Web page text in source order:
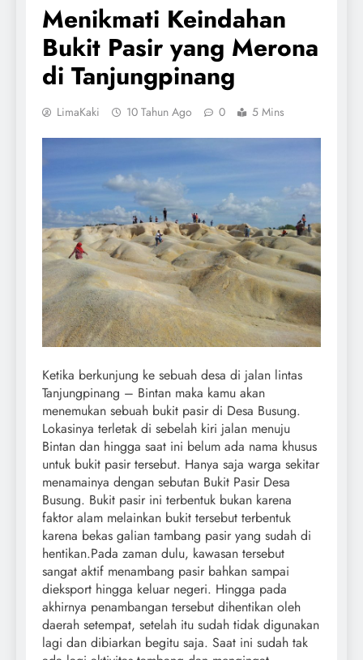
Menikmati Keindahan
Bukit Pasir yang Merona
di Tanjungpinang
LimaKaki 10 Tahun Ago 0 5 Mins
Ketika berkunjung ke sebuah desa di jalan lintas
Tanjungpinang – Bintan maka kamu akan
menemukan sebuah bukit pasir di Desa Busung.
Lokasinya terletak di sebelah kiri jalan menuju
Bintan dan hingga saat ini belum ada nama khusus
untuk bukit pasir tersebut. Hanya saja warga sekitar
menamainya dengan sebutan Bukit Pasir Desa
Busung. Bukit pasir ini terbentuk bukan karena
faktor alam melainkan bukit tersebut terbentuk
karena bekas galian tambang pasir yang sudah di
hentikan.Pada zaman dulu, kawasan tersebut
sangat aktif menambang pasir bahkan sampai
dieksport hingga keluar negeri. Hingga pada
akhirnya penambangan tersebut dihentikan oleh
daerah setempat, setelah itu sudah tidak digunakan
lagi dan dibiarkan begitu saja. Saat ini sudah tak